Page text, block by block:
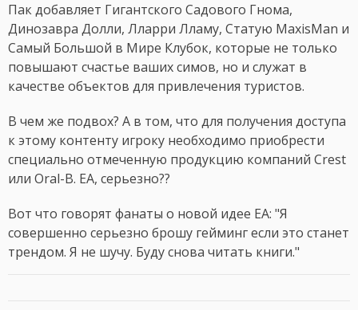
Пак добавляет Гигантского Садового Гнома,
Динозавра Долли, Лларри Лламу, Статую MaxisMan и
Самый Большой в Мире Клубок, которые не только
повышают счастье ваших симов, но и служат в
качестве объектов для привлечения туристов.
В чем же подвох? А в том, что для получения доступа
к этому контенту игроку необходимо приобрести
специально отмеченную продукцию компаний Crest
или Oral-B. EA, серьезно??
Вот что говорят фанаты о новой идее EA: "Я
совершенно серьезно брошу гейминг если это станет
трендом. Я не шучу. Буду снова читать книги."